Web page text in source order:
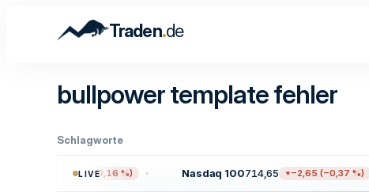
Traden.de
bullpower template fehler
Schlagworte
LIVE
−12,17 (−0,16 %) Nasdaq 100714,65 −2,65 (−0,37 %)